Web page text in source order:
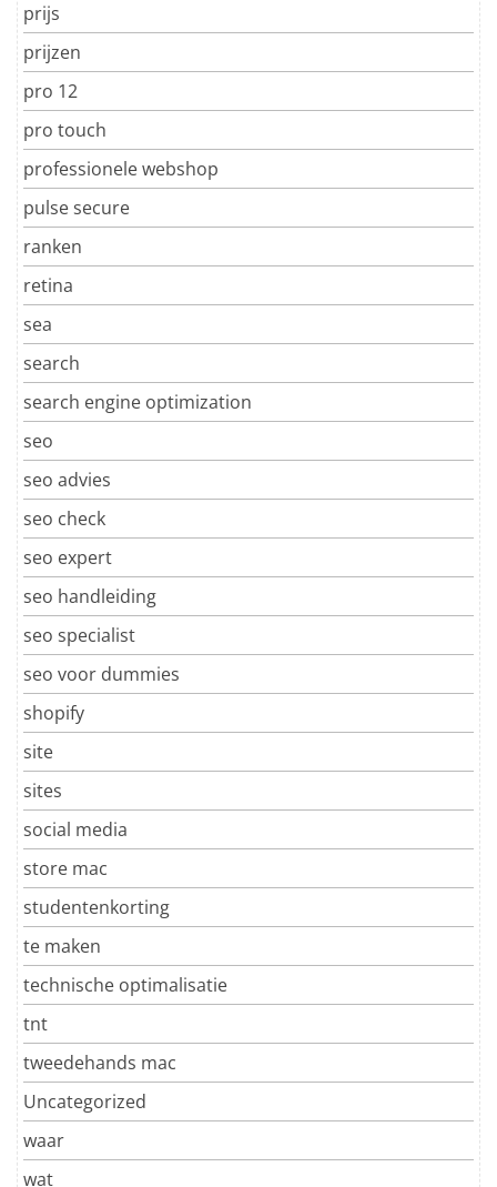
prijs
prijzen
pro 12
pro touch
professionele webshop
pulse secure
ranken
retina
sea
search
search engine optimization
seo
seo advies
seo check
seo expert
seo handleiding
seo specialist
seo voor dummies
shopify
site
sites
social media
store mac
studentenkorting
te maken
technische optimalisatie
tnt
tweedehands mac
Uncategorized
waar
wat